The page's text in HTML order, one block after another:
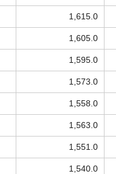
1,615.0
1,605.0
1,595.0
1,573.0
1,558.0
1,563.0
1,551.0
1,540.0